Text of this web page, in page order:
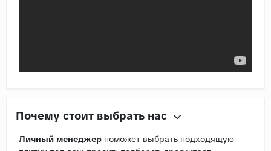
Почему стоит выбрать нас
Личный менеджер поможет выбрать подходящую